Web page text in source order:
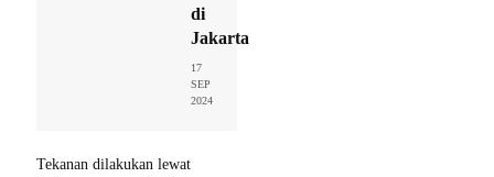
di
Jakarta
17
SEP
2024
Tekanan dilakukan lewat